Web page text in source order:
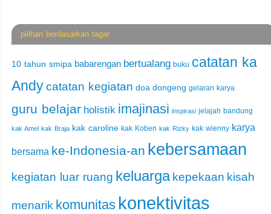
pilihan berdasarkan tagar
10 tahun smipa babarengan bertualang buku catatan ka
Andycatatan kegiatan doa dongeng gelaran karya
guru belajar holistik imajinasi inspirasi jelajah bandung
kak Amel kak Braja kak caroline kak Koben kak Rizky kak wienny karya
bersama ke-Indonesia-an kebersamaan
kegiatan luar ruang keluarga kepekaan kisah
menarik komunitas konektivitas